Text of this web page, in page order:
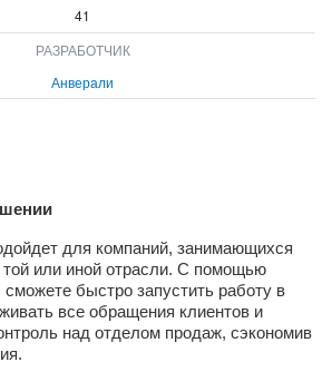
41
РАЗРАБОТЧИК
Анверали
для компаний, занимающихся
или иной отрасли. С помощью
быстро запустить работу в
все обращения клиентов и
над отделом продаж, сэкономив